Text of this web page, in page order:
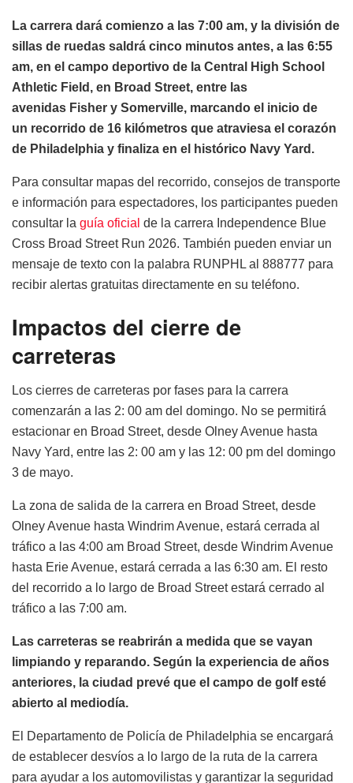
La carrera dará comienzo a las 7:00 am, y la división de
sillas de ruedas saldrá cinco minutos antes, a las 6:55
am, en el campo deportivo de la Central High School
Athletic Field, en Broad Street, entre las
avenidas Fisher y Somerville, marcando el inicio de
un recorrido de 16 kilómetros que atraviesa el corazón
de Philadelphia y finaliza en el histórico Navy Yard.
Para consultar mapas del recorrido, consejos de transporte
e información para espectadores, los participantes pueden
consultar la guía oficial de la carrera Independence Blue
Cross Broad Street Run 2026. También pueden enviar un
mensaje de texto con la palabra RUNPHL al 888777 para
recibir alertas gratuitas directamente en su teléfono.
Impactos del cierre de
carreteras
Los cierres de carreteras por fases para la carrera
comenzarán a las 2: 00 am del domingo. No se permitirá
estacionar en Broad Street, desde Olney Avenue hasta
Navy Yard, entre las 2: 00 am y las 12: 00 pm del domingo
3 de mayo.
La zona de salida de la carrera en Broad Street, desde
Olney Avenue hasta Windrim Avenue, estará cerrada al
tráfico a las 4:00 am Broad Street, desde Windrim Avenue
hasta Erie Avenue, estará cerrada a las 6:30 am. El resto
del recorrido a lo largo de Broad Street estará cerrado al
tráfico a las 7:00 am.
Las carreteras se reabrirán a medida que se vayan
limpiando y reparando. Según la experiencia de años
anteriores, la ciudad prevé que el campo de golf esté
abierto al mediodía.
El Departamento de Policía de Philadelphia se encargará
de establecer desvíos a lo largo de la ruta de la carrera
para ayudar a los automovilistas y garantizar la seguridad